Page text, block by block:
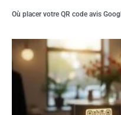
Où placer votre QR code avis